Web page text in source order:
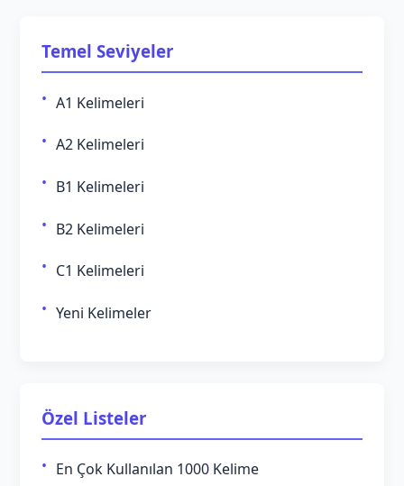
Temel Seviyeler
A1 Kelimeleri
A2 Kelimeleri
B1 Kelimeleri
B2 Kelimeleri
C1 Kelimeleri
Yeni Kelimeler
Özel Listeler
En Çok Kullanılan 1000 Kelime